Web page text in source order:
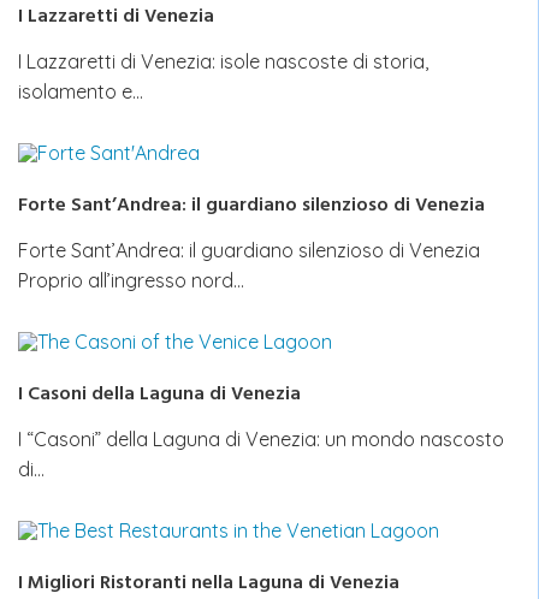
I Lazzaretti di Venezia
I Lazzaretti di Venezia: isole nascoste di storia,
isolamento e…
Forte Sant’Andrea: il guardiano silenzioso di Venezia
Forte Sant’Andrea: il guardiano silenzioso di Venezia
Proprio all’ingresso nord…
I Casoni della Laguna di Venezia
I “Casoni” della Laguna di Venezia: un mondo nascosto
di…
I Migliori Ristoranti nella Laguna di Venezia